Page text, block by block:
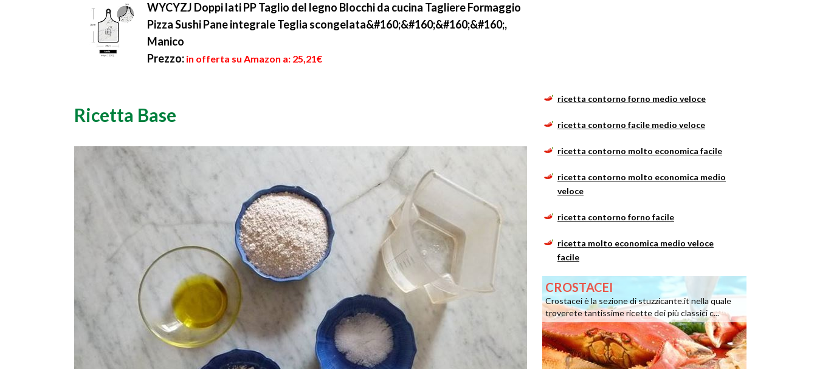
WYCYZJ Doppi lati PP Taglio del legno Blocchi da cucina Tagliere Formaggio
Pizza Sushi Pane integrale Teglia scongelata&#160;&#160;&#160;&#160;,
Manico
Prezzo: in offerta su Amazon a: 25,21€
Ricetta Base
ricetta contorno forno medio veloce
ricetta contorno facile medio veloce
ricetta contorno molto economica facile
ricetta contorno molto economica medio
veloce
ricetta contorno forno facile
ricetta molto economica medio veloce
facile
CROSTACEI
Crostacei è la sezione di stuzzicante.it nella quale
troverete tantissime ricette dei più classici c...